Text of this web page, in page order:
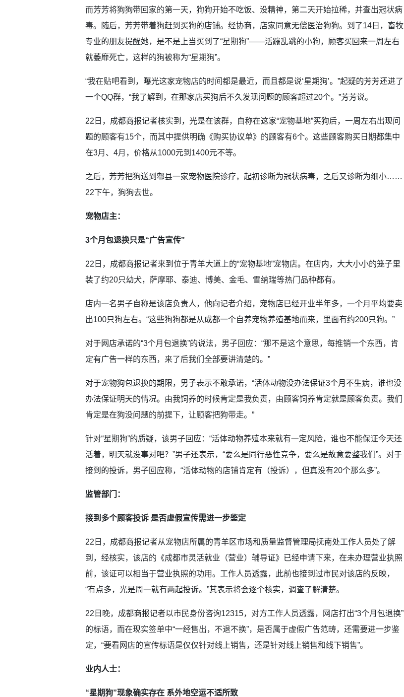
而芳芳将狗狗带回家的第一天，狗狗开始不吃饭、没精神，第二天开始拉稀，并查出冠状病
毒。随后，芳芳带着狗赶到买狗的店铺。经协商，店家同意无偿医治狗狗。到了14日，畜牧
专业的朋友提醒她，是不是上当买到了“星期狗”——活蹦乱跳的小狗，顾客买回来一周左右
就萎靡死亡，这样的狗被称为“星期狗”。
“我在贴吧看到，曝光这家宠物店的时间都是最近，而且都是说‘星期狗’。”起疑的芳芳还进了
一个QQ群，“我了解到，在那家店买狗后不久发现问题的顾客超过20个。”芳芳说。
22日，成都商报记者核实到，光是在该群，自称在这家“宠物基地”买狗后，一周左右出现问
题的顾客有15个，而其中提供明确《购买协议单》的顾客有6个。这些顾客购买日期都集中
在3月、4月，价格从1000元到1400元不等。
之后，芳芳把狗送到郫县一家宠物医院诊疗，起初诊断为冠状病毒，之后又诊断为细小……
22下午，狗狗去世。
宠物店主：
3个月包退换只是“广告宣传”
22日，成都商报记者来到位于青羊大道上的“宠物基地”宠物店。在店内，大大小小的笼子里
装了约20只幼犬，萨摩耶、泰迪、博美、金毛、雪纳瑞等热门品种都有。
店内一名男子自称是该店负责人，他向记者介绍，宠物店已经开业半年多，一个月平均要卖
出100只狗左右。“这些狗狗都是从成都一个自养宠物养殖基地而来，里面有约200只狗。”
对于网店承诺的“3个月包退换”的说法，男子回应：“那不是这个意思，每推销一个东西，肯
定有广告一样的东西，来了后我们全部要讲清楚的。”
对于宠物狗包退换的期限，男子表示不敢承诺，“活体动物没办法保证3个月不生病，谁也没
办法保证明天的情况。由我饲养的时候肯定是我负责，由顾客饲养肯定就是顾客负责。我们
肯定是在狗没问题的前提下，让顾客把狗带走。”
针对“星期狗”的质疑，该男子回应：“活体动物养殖本来就有一定风险，谁也不能保证今天还
活着，明天就没事对吧？”男子还表示，“要么是同行恶性竞争，要么是故意要整我们”。对于
接到的投诉，男子回应称，“活体动物的店铺肯定有（投诉），但真没有20个那么多”。
监管部门：
接到多个顾客投诉 是否虚假宣传需进一步鉴定
22日，成都商报记者从宠物店所属的青羊区市场和质量监督管理局抚南处工作人员处了解
到，经核实，该店的《成都市灵活就业（营业）辅导证》已经申请下来，在未办理营业执照
前，该证可以相当于营业执照的功用。工作人员透露，此前也接到过市民对该店的反映，
“有点多，光是周一就有两起投诉。”其表示将会逐个核实，调查了解清楚。
22日晚，成都商报记者以市民身份咨询12315，对方工作人员透露，网店打出“3个月包退换”
的标语，而在现实签单中“一经售出，不退不换”，是否属于虚假广告范畴，还需要进一步鉴
定，“要看网店的宣传标语是仅仅针对线上销售，还是针对线上销售和线下销售”。
业内人士：
“星期狗”现象确实存在 系外地空运不适所致